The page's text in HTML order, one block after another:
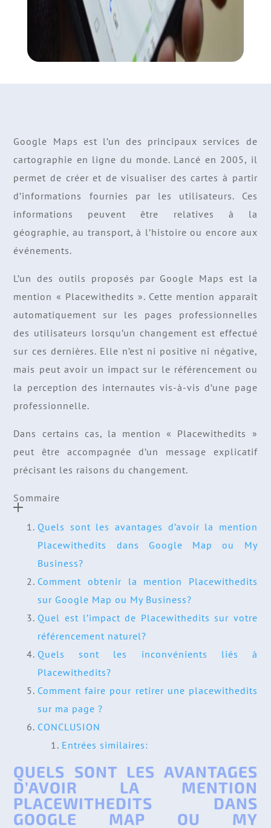
Google Maps est l’un des principaux services de
cartographie en ligne du monde. Lancé en 2005, il
permet de créer et de visualiser des cartes à partir
d’informations fournies par les utilisateurs. Ces
informations peuvent être relatives à la
géographie, au transport, à l’histoire ou encore aux
événements.
L’un des outils proposés par Google Maps est la
mention « Placewithedits ». Cette mention apparaît
automatiquement sur les pages professionnelles
des utilisateurs lorsqu’un changement est effectué
sur ces dernières. Elle n’est ni positive ni négative,
mais peut avoir un impact sur le référencement ou
la perception des internautes vis-à-vis d’une page
professionnelle.
Dans certains cas, la mention « Placewithedits »
peut être accompagnée d’un message explicatif
précisant les raisons du changement.
Sommaire
Quels sont les avantages d’avoir la mention
Placewithedits dans Google Map ou My
Business?
Comment obtenir la mention Placewithedits
sur Google Map ou My Business?
Quel est l’impact de Placewithedits sur votre
référencement naturel?
Quels sont les inconvénients liés à
Placewithedits?
Comment faire pour retirer une placewithedits
sur ma page ?
CONCLUSION
Entrées similaires:
QUELS SONT LES AVANTAGES
D’AVOIR LA MENTION
PLACEWITHEDITS DANS
GOOGLE MAP OU MY